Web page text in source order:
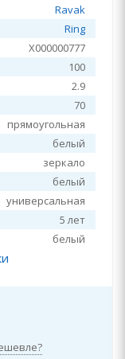
Ravak
Ring
X000000777
100
2.9
70
прямоугольная
белый
зеркало
белый
универсальная
5 лет
белый